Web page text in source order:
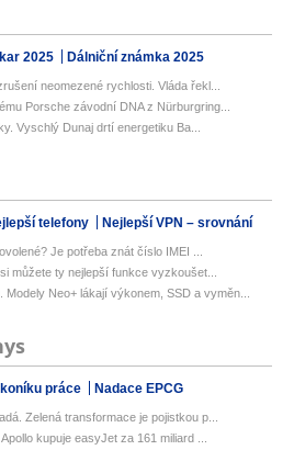
2025 Dálniční známka 2025
neomezené rychlosti. Vláda řekl...
Porsche závodní DNA z Nürburgring...
Vyschlý Dunaj drtí energetiku Ba...
telefony Nejlepší VPN – srovnání
Je potřeba znát číslo IMEI ...
můžete ty nejlepší funkce vyzkoušet...
Modely Neo+ lákají výkonem, SSD a vyměn...
práce Nadace EPCG
Zelená transformace je pojistkou p...
kupuje easyJet za 161 miliard ...